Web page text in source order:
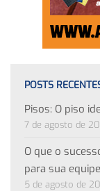
POSTS
Pisos: O piso
7 de agosto de
O que o
para sua equipe
5 de agosto de